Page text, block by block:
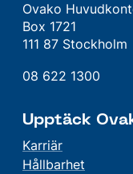
Ovako
Box 1721
111 87 Stockholm
08 622 1300
Upptäck
Karriär
Hållbarhet